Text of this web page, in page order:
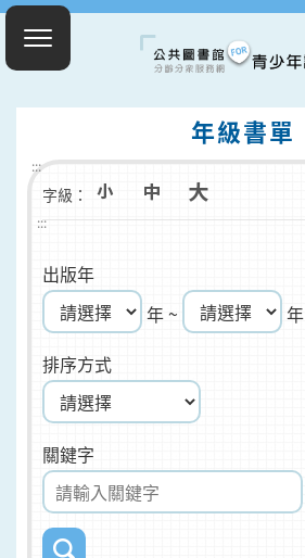
年級書單
:::
字級：
:::
出版年
年 ~
年
排序方式
關鍵字